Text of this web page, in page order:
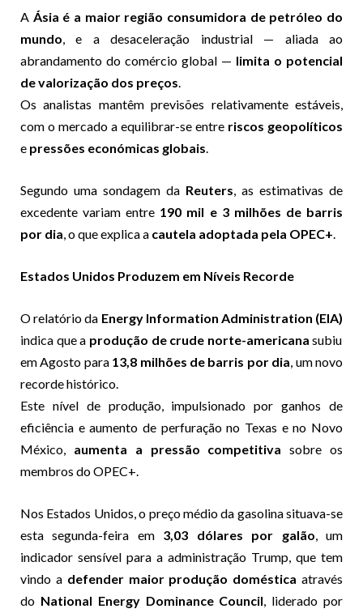
A Ásia é a maior região consumidora de petróleo do
mundo, e a desaceleração industrial — aliada ao
abrandamento do comércio global — limita o potencial
de valorização dos preços.
Os analistas mantêm previsões relativamente estáveis,
com o mercado a equilibrar-se entre riscos geopolíticos
e pressões económicas globais.
Segundo uma sondagem da Reuters, as estimativas de
excedente variam entre 190 mil e 3 milhões de barris
por dia, o que explica a cautela adoptada pela OPEC+.
Estados Unidos Produzem em Níveis Recorde
O relatório da Energy Information Administration (EIA)
indica que a produção de crude norte-americana subiu
em Agosto para 13,8 milhões de barris por dia, um novo
recorde histórico.
Este nível de produção, impulsionado por ganhos de
eficiência e aumento de perfuração no Texas e no Novo
México, aumenta a pressão competitiva sobre os
membros do OPEC+.
Nos Estados Unidos, o preço médio da gasolina situava-se
esta segunda-feira em 3,03 dólares por galão, um
indicador sensível para a administração Trump, que tem
vindo a defender maior produção doméstica através
do National Energy Dominance Council, liderado por